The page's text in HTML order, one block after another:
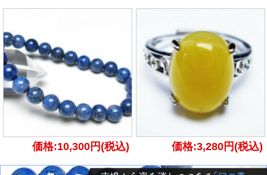
価格:10,300円(税込) 価格:3,280円(税込)